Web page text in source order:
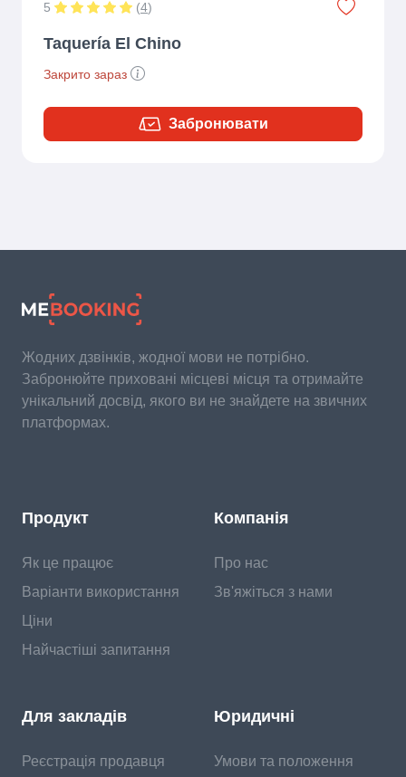
5 (4)
Taquería El Chino
Закрито зараз
Забронювати
Жодних дзвінків, жодної мови не потрібно.
Забронюйте приховані місцеві місця та отримайте
унікальний досвід, якого ви не знайдете на звичних
платформах.
Продукт
Як це працює
Варіанти використання
Ціни
Найчастіші запитання
Компанія
Про нас
Зв'яжіться з нами
Для закладів
Реєстрація продавця
Юридичні
Умови та положення